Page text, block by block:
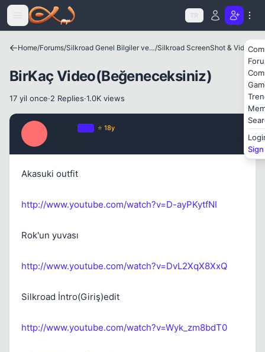
Icerige atla
TR
Home/Forums/ Silkroad Genel Bilgiler ve Update Bilgileri/Silkroad ScreenShot & Video
BirKaç Video(Beğeneceksiniz)
17 yil once·2 Replies·1.0K views
⭐ 18y
Akasuki outfit
http://www.youtube.com/watch?v=D-ayPKytfNI
Rok'un yuvası
http://www.youtube.com/watch?v=DvL2XqX8XxQ
Silkroad İntro(Giriş)edit
http://www.youtube.com/watch?v=Wyk_zm8bdT0
Kapat